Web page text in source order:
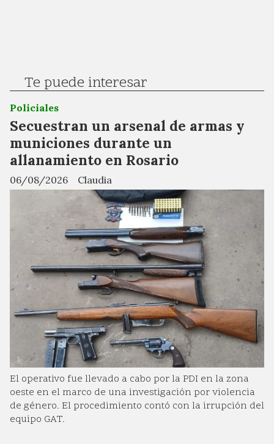
Te puede interesar
Secuestran un arsenal de armas y
municiones durante un
allanamiento en Rosario
Claudia
Policiales
06/08/2026
El operativo fue llevado a cabo por la PDI en la zona
oeste en el marco de una investigación por violencia
de género. El procedimiento contó con la irrupción del
equipo GAT.